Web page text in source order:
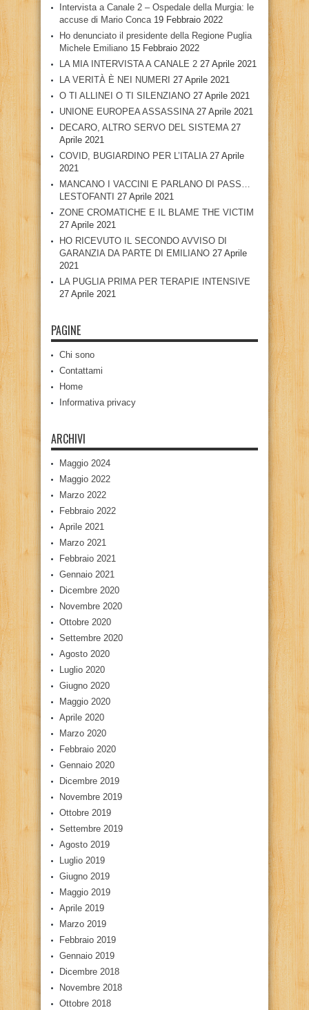
Intervista a Canale 2 – Ospedale della Murgia: le
accuse di Mario Conca 19 Febbraio 2022
Ho denunciato il presidente della Regione Puglia
Michele Emiliano 15 Febbraio 2022
LA MIA INTERVISTA A CANALE 2 27 Aprile 2021
LA VERITÀ È NEI NUMERI 27 Aprile 2021
O TI ALLINEI O TI SILENZIANO 27 Aprile 2021
UNIONE EUROPEA ASSASSINA 27 Aprile 2021
DECARO, ALTRO SERVO DEL SISTEMA 27
Aprile 2021
COVID, BUGIARDINO PER L’ITALIA 27 Aprile
2021
MANCANO I VACCINI E PARLANO DI PASS…
LESTOFANTI 27 Aprile 2021
ZONE CROMATICHE E IL BLAME THE VICTIM
27 Aprile 2021
HO RICEVUTO IL SECONDO AVVISO DI
GARANZIA DA PARTE DI EMILIANO 27 Aprile
2021
LA PUGLIA PRIMA PER TERAPIE INTENSIVE
27 Aprile 2021
PAGINE
Chi sono
Contattami
Home
Informativa privacy
ARCHIVI
Maggio 2024
Maggio 2022
Marzo 2022
Febbraio 2022
Aprile 2021
Marzo 2021
Febbraio 2021
Gennaio 2021
Dicembre 2020
Novembre 2020
Ottobre 2020
Settembre 2020
Agosto 2020
Luglio 2020
Giugno 2020
Maggio 2020
Aprile 2020
Marzo 2020
Febbraio 2020
Gennaio 2020
Dicembre 2019
Novembre 2019
Ottobre 2019
Settembre 2019
Agosto 2019
Luglio 2019
Giugno 2019
Maggio 2019
Aprile 2019
Marzo 2019
Febbraio 2019
Gennaio 2019
Dicembre 2018
Novembre 2018
Ottobre 2018